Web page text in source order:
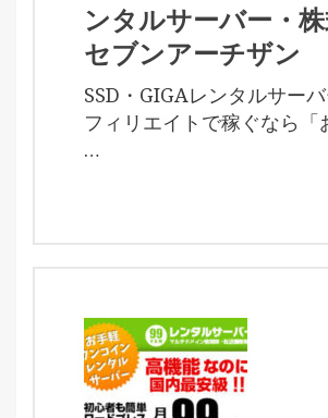
ンタルサーバー・
セブンアーチザン
SSD・GIGAレンタルサー
フィリエイトで稼ぐなら「
…